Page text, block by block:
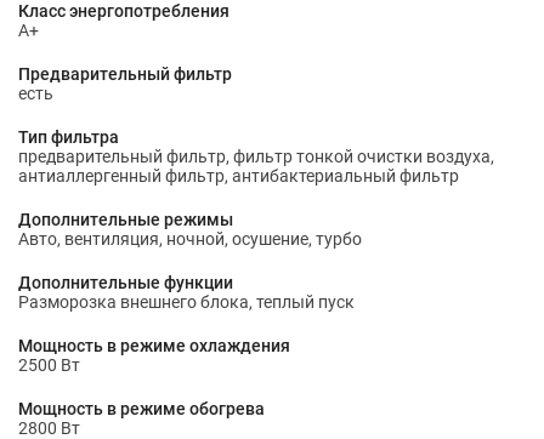
Класс энергопотребления
A+
Предварительный фильтр
есть
Тип фильтра
предварительный фильтр, фильтр тонкой очистки воздуха,
антиаллергенный фильтр, антибактериальный фильтр
Дополнительные режимы
Авто, вентиляция, ночной, осушение, турбо
Дополнительные функции
Разморозка внешнего блока, теплый пуск
Мощность в режиме охлаждения
2500 Вт
Мощность в режиме обогрева
2800 Вт